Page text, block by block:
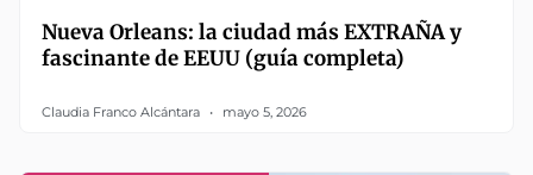
Nueva Orleans: la ciudad más EXTRAÑA y
fascinante de EEUU (guía completa)
Claudia Franco Alcántara mayo 5, 2026